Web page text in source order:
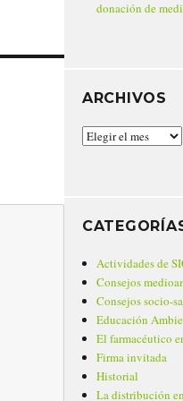
donación de
ARCHIVOS
Archivos
Actividades de
Consejos
Consejos socio-
Educación
El farmacéutico
Firma invitada
Historial
La distribución